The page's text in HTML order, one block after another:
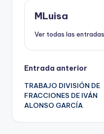
MLuisa
Ver todas las entradas
Navegación
de
entradas
Entrada anterior
TRABAJO DIVISIÓN DE
FRACCIONES DE IVÁN
ALONSO GARCÍA